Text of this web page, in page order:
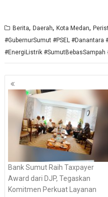
Berita,Daerah,Kota Medan,
#GubernurSumut #PSEL
#EnergiListrik
Navigasi
pos
Bank Sumut Raih Taxpayer
Award dari DJP, Tegaskan
Komitmen Perkuat Layanan